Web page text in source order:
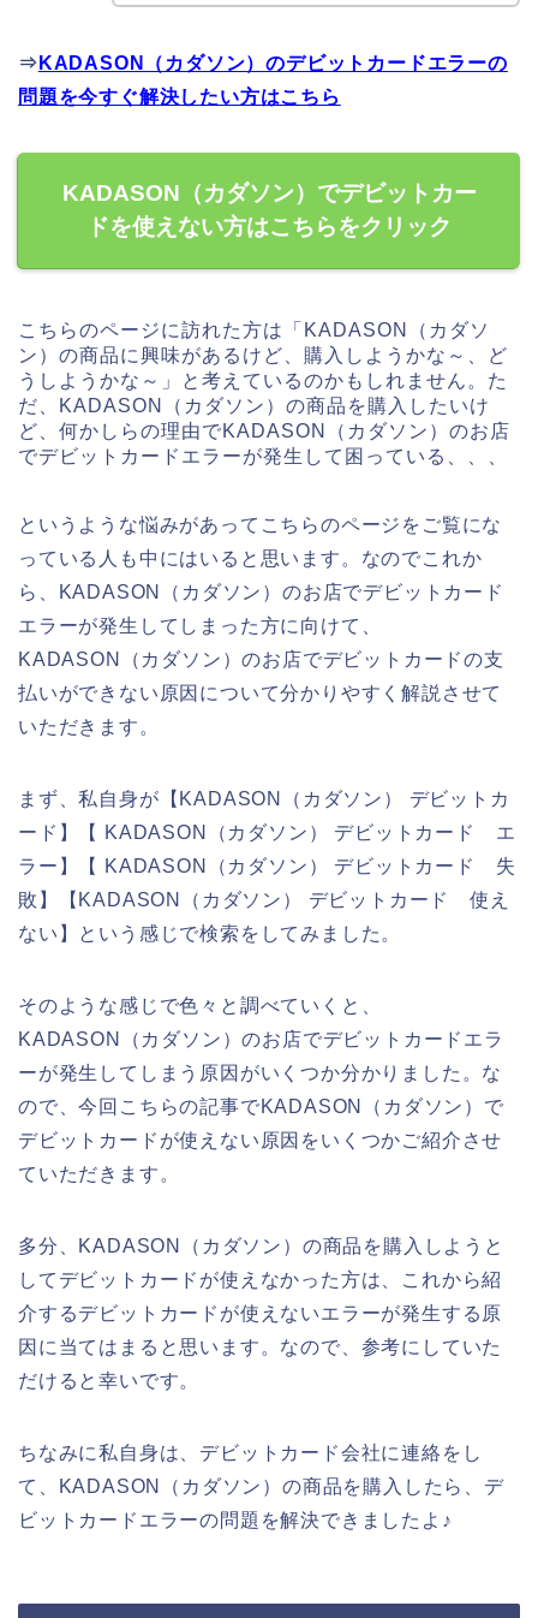
⇒ KADASON（カダソン）のデビットカードエラーの
問題を今すぐ解決したい方はこちら
KADASON（カダソン）でデビットカー
ドを使えない方はこちらをクリック
こちらのページに訪れた方は「KADASON（カダソ
ン）の商品に興味があるけど、購入しようかな～、ど
うしようかな～」と考えているのかもしれません。た
だ、KADASON（カダソン）の商品を購入したいけ
ど、何かしらの理由でKADASON（カダソン）のお店
でデビットカードエラーが発生して困っている、、、
というような悩みがあってこちらのページをご覧にな
っている人も中にはいると思います。なのでこれか
ら、KADASON（カダソン）のお店でデビットカード
エラーが発生してしまった方に向けて、
KADASON（カダソン）のお店でデビットカードの支
払いができない原因について分かりやすく解説させて
いただきます。
まず、私自身が【KADASON（カダソン） デビットカ
ード】【 KADASON（カダソン） デビットカード エ
ラー】【 KADASON（カダソン） デビットカード 失
敗】【KADASON（カダソン） デビットカード 使え
ない】という感じで検索をしてみました。
そのような感じで色々と調べていくと、
KADASON（カダソン）のお店でデビットカードエラ
ーが発生してしまう原因がいくつか分かりました。な
ので、今回こちらの記事でKADASON（カダソン）で
デビットカードが使えない原因をいくつかご紹介させ
ていただきます。
多分、KADASON（カダソン）の商品を購入しようと
してデビットカードが使えなかった方は、これから紹
介するデビットカードが使えないエラーが発生する原
因に当てはまると思います。なので、参考にしていた
だけると幸いです。
ちなみに私自身は、デビットカード会社に連絡をし
て、KADASON（カダソン）の商品を購入したら、デ
ビットカードエラーの問題を解決できましたよ♪